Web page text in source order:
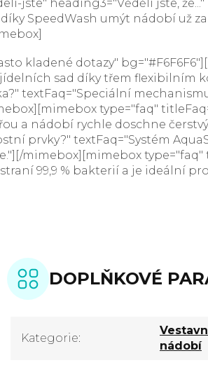
jste" heading3="Věděli jste, že..."
SpeedWash umýt nádobí už
kladené dotazy"
sad díky třem flexibilním
textFaq="Speciální
type="faq"
a nádobí rychle doschne
prvky?" textFaq="Systém
mimebox][mimebox type="faq"
99,9 % bakterií a je ideální
DOPLŇKOVÉ
Kategorie:
nádobí